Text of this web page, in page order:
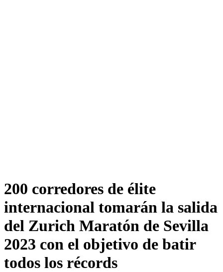
200 corredores de élite
internacional tomarán la salida
del Zurich Maratón de Sevilla
2023 con el objetivo de batir
todos los récords